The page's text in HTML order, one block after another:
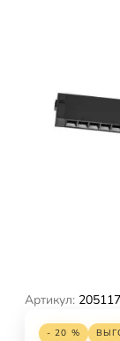
Артикул:
- 20 %